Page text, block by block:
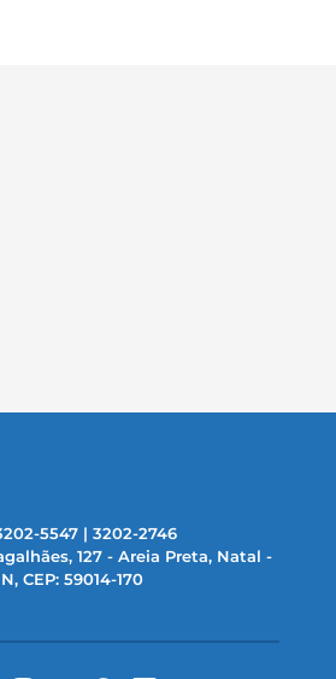
5547 | 3202-2746
127 - Areia Preta, Natal -
CEP: 59014-170